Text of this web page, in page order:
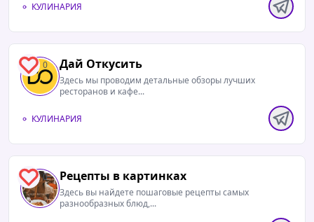
КУЛИНАРИЯ
0 Дай Откусить
Здесь мы проводим детальные обзоры лучших
ресторанов и кафе...
КУЛИНАРИЯ
0 Рецепты в картинках
Здесь вы найдете пошаговые рецепты самых
разнообразных блюд,...